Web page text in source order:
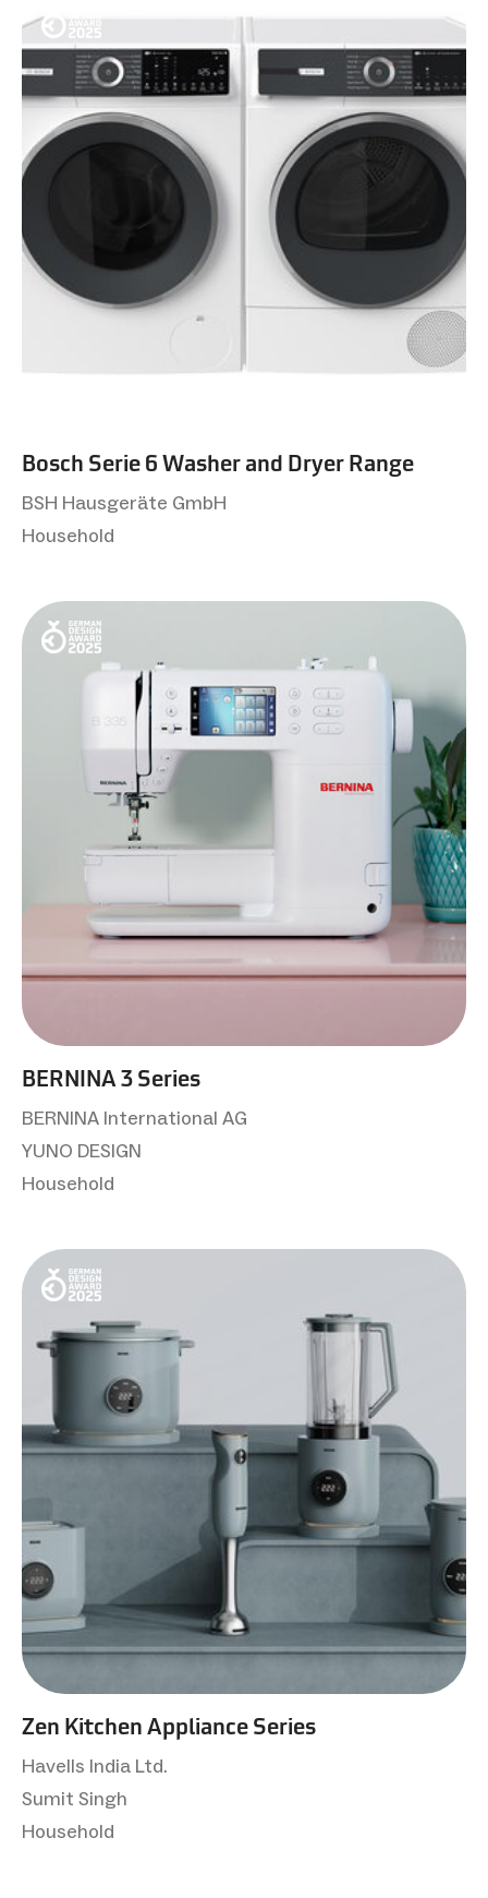
Bosch Serie 6 Washer and Dryer Range
BSH Hausgeräte GmbH
Household
BERNINA 3 Series
BERNINA International AG
YUNO DESIGN
Household
Zen Kitchen Appliance Series
Havells India Ltd.
Sumit Singh
Household